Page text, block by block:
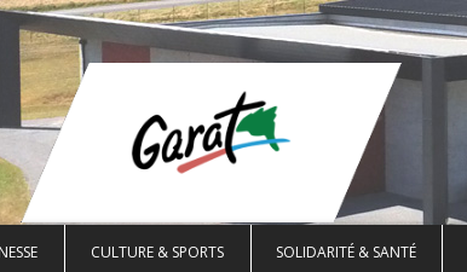
CULTURE & SPORTS SOLIDARITÉ & SANTÉ